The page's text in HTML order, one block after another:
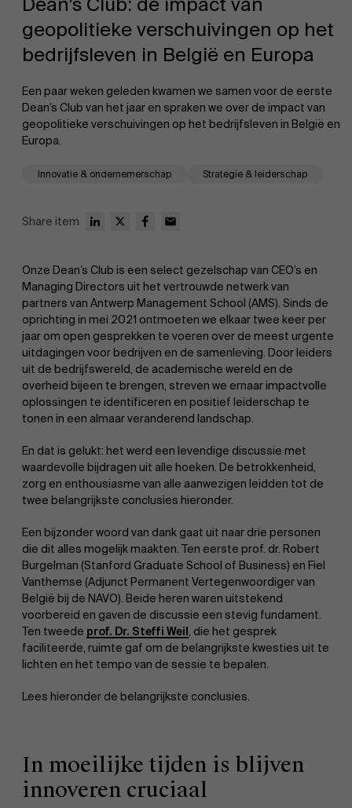
EN
Innovatie & ondernemerschap Strategie & leiderschap
geopolitieke verschuivingen op het
bedrijfsleven in België en Europa
Een paar weken geleden kwamen we samen voor de eerste
Dean’s Club van het jaar en spraken we over de impact van
geopolitieke verschuivingen op het bedrijfsleven in België en
Europa.
Share item
Onze Dean’s Club is een select gezelschap van CEO’s en
Managing Directors uit het vertrouwde netwerk van
partners van Antwerp Management School (AMS). Sinds de
oprichting in mei 2021 ontmoeten we elkaar twee keer per
jaar om open gesprekken te voeren over de meest urgente
uitdagingen voor bedrijven en de samenleving. Door leiders
uit de bedrijfswereld, de academische wereld en de
overheid bijeen te brengen, streven we ernaar impactvolle
oplossingen te identificeren en positief leiderschap te
tonen in een almaar veranderend landschap.
En dat is gelukt: het werd een levendige discussie met
waardevolle bijdragen uit alle hoeken. De betrokkenheid,
zorg en enthousiasme van alle aanwezigen leidden tot de
twee belangrijkste conclusies hieronder.
Een bijzonder woord van dank gaat uit naar drie personen
die dit alles mogelijk maakten. Ten eerste prof. dr. Robert
Burgelman (Stanford Graduate School of Business) en Fiel
Vanthemse (Adjunct Permanent Vertegenwoordiger van
België bij de NAVO). Beide heren waren uitstekend
voorbereid en gaven de discussie een stevig fundament.
Ten tweede prof. Dr. Steffi Weil, die het gesprek
faciliteerde, ruimte gaf om de belangrijkste kwesties uit te
lichten en het tempo van de sessie te bepalen.
Lees hieronder de belangrijkste conclusies.
In moeilijke tijden is blijven
innoveren cruciaal